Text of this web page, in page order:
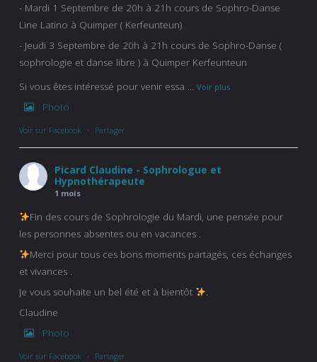
- Mardi 1 Septembre de 20h à 21h cours de Sophro-Danse
Line Latino à Quimper ( Kerfeunteun)
- Jeudi 3 Septembre de 20h à 21h cours de Sophro-Danse (
sophrologie et danse libre ) à Quimper Kerfeunteun
Si vous êtes intéressé pour venir essa ... Voir plus
Photo
Voir sur Facebook · Partager
Picard Claudine - Sophrologue et
Hypnothérapeute
1 mois
Fin des cours de Sophrologie du Mardi, une pensée pour
les personnes absentes ou en vacances .
Merci pour tous ces bons moments partagés, ces échanges
et vivances .
Je vous souhaite un bel été et à bientôt
.
Claudine
Photo
Voir sur Facebook · Partager